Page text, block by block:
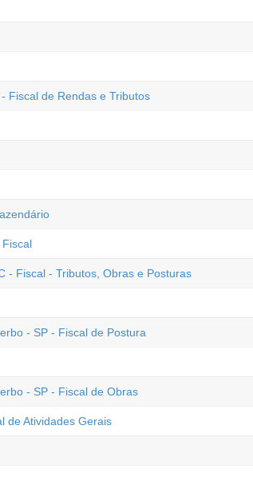
Fiscal de Rendas e Tributos
- Fiscal - Tributos, Obras e Posturas
- SP - Fiscal de Postura
- SP - Fiscal de Obras
de Atividades Gerais